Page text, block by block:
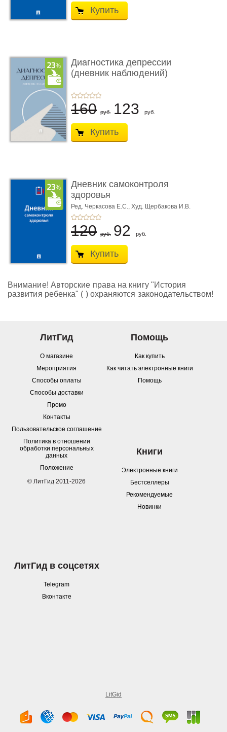
Купить
Диагностика депрессии
(дневник наблюдений)
160 руб. 123 руб.
Купить
Дневник самоконтроля
здоровья
Ред. Черкасова Е.С., Худ. Щербакова И.В.
120 руб. 92 руб.
Купить
Внимание! Авторские права на книгу "История
развития ребенка" ( ) охраняются законодательством!
ЛитГид
О магазине
Мероприятия
Способы оплаты
Способы доставки
Промо
Контакты
Пользовательское соглашение
Политика в отношении
обработки персональных
данных
Положение
© ЛитГид 2011-2026
Помощь
Как купить
Как читать электронные книги
Помощь
Книги
Электронные книги
Бестселлеры
Рекомендуемые
Новинки
ЛитГид в соцсетях
Telegram
Вконтакте
LitGid